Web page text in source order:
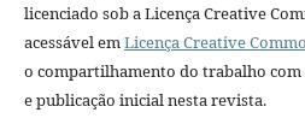
licenciado sob a Licença Creative
acessável emLicença Creative
o compartilhamento do trabalho
e publicação inicial nesta revista.